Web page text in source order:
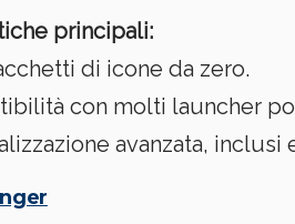
principali:
di icone da zero.
con molti launcher
avanzata, inclusi